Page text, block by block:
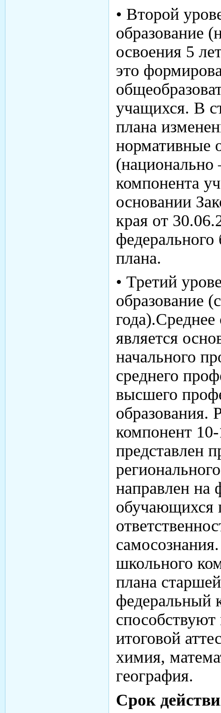
• Второй
образование
освоения 5
это
учащихся. В
плана
нормативные
(национально
компонента
основании
края от
федерального
плана.
• Третий
образование
является
начального
среднего
высшего
образования.
компонент
представлен
направлен на
обучающихся
школьного
плана
федеральный
способствуют
итоговой
химия,
география.
Срок